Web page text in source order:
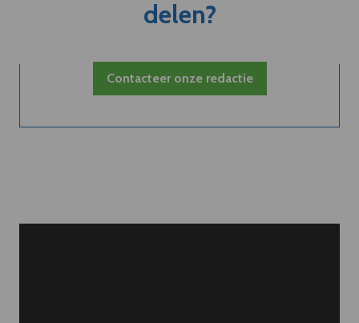
delen?
Contacteer onze redactie